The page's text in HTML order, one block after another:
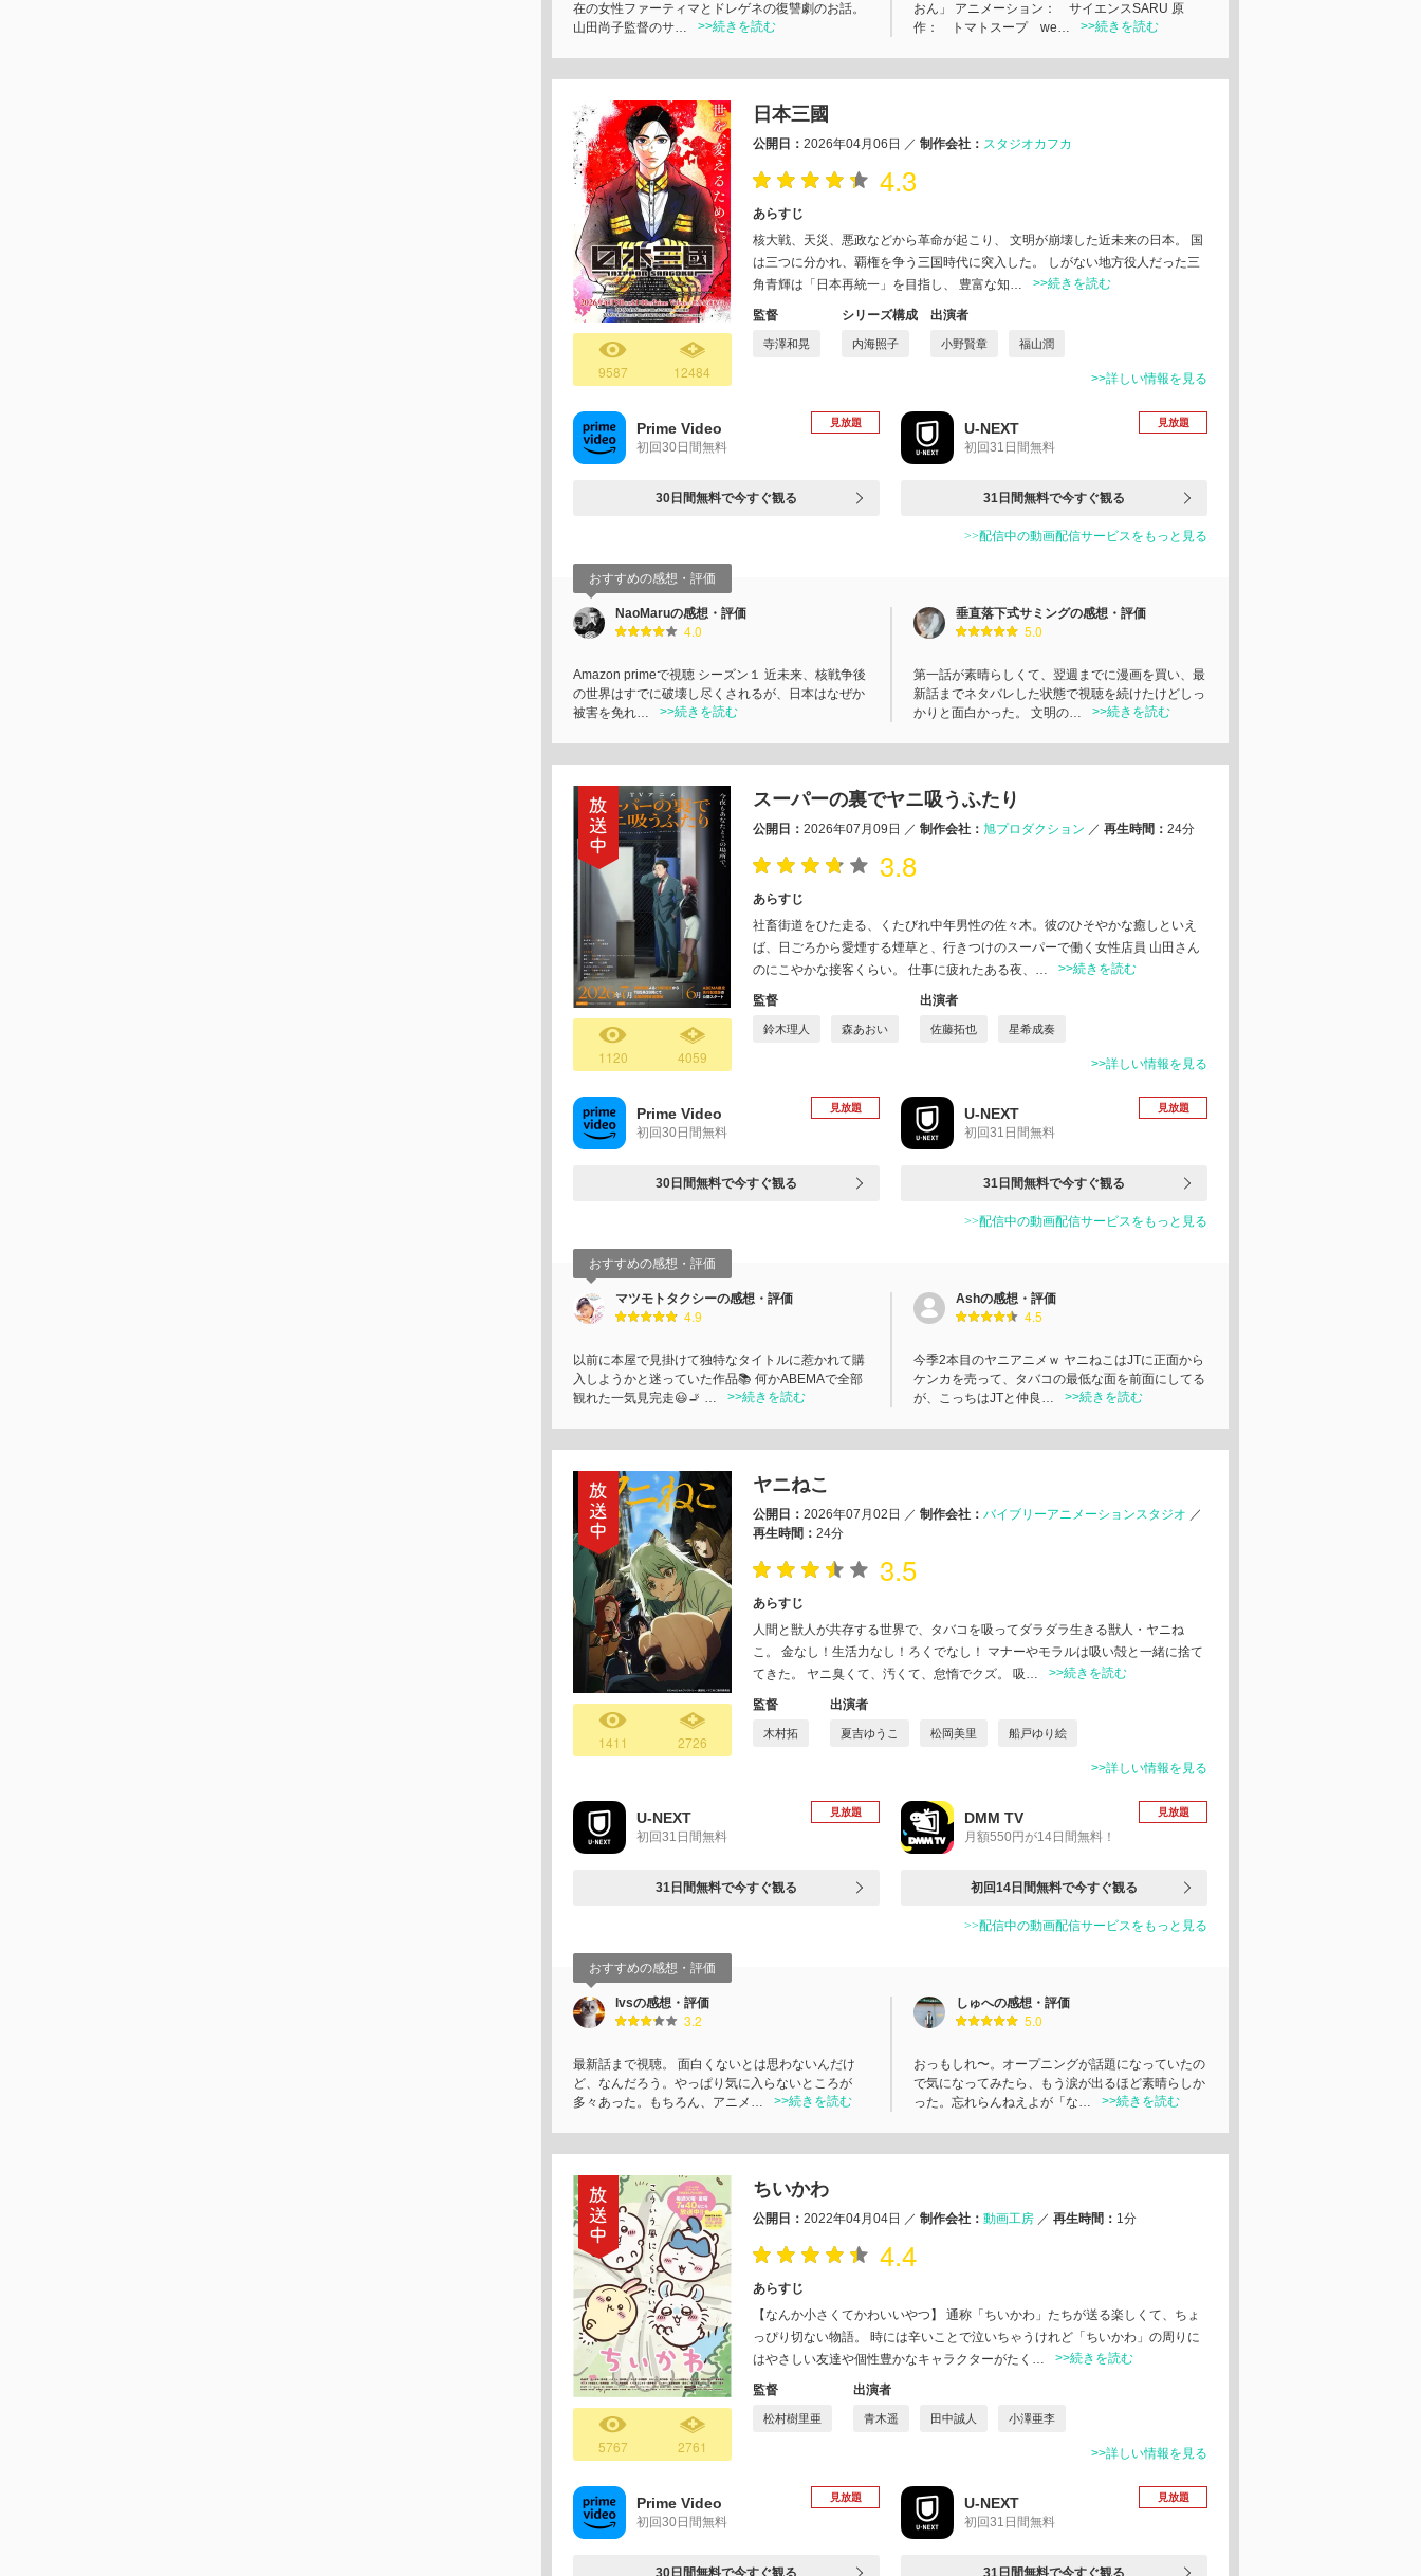
在の女性ファーティマとドレゲネの復讐劇のお話。
山田尚子監督のサ…
>>続きを読む
おん」 アニメーション： サイエンスSARU 原
作： トマトスープ we…
>>続きを読む
9587 12484
日本三國
公開日： 2026年04月06日 ／ 制作会社： スタジオカフカ
4.3
あらすじ
核大戦、天災、悪政などから革命が起こり、 文明が崩壊した近未来の日本。 国
は三つに分かれ、覇権を争う三国時代に突入した。 しがない地方役人だった三
角青輝は「日本再統一」を目指し、 豊富な知…
>>続きを読む
監督
寺澤和晃
シリーズ構成
内海照子
出演者
小野賢章 福山潤
>>詳しい情報を見る
Prime Video
初回30日間無料
見放題
30日間無料で今すぐ観る
U-NEXT
初回31日間無料
見放題
31日間無料で今すぐ観る
>>配信中の動画配信サービスをもっと見る
おすすめの感想・評価
NaoMaruの感想・評価
4.0
Amazon primeで視聴 シーズン１ 近未来、核戦争後
の世界はすでに破壊し尽くされるが、日本はなぜか
被害を免れ…
>>続きを読む
垂直落下式サミングの感想・評価
5.0
第一話が素晴らしくて、翌週までに漫画を買い、最
新話までネタバレした状態で視聴を続けたけどしっ
かりと面白かった。 文明の…
>>続きを読む
1120 4059
スーパーの裏でヤニ吸うふたり
公開日： 2026年07月09日 ／ 制作会社： 旭プロダクション ／ 再生時間： 24分
3.8
あらすじ
社畜街道をひた走る、くたびれ中年男性の佐々木。彼のひそやかな癒しといえ
ば、日ごろから愛煙する煙草と、行きつけのスーパーで働く女性店員 山田さん
のにこやかな接客くらい。 仕事に疲れたある夜、…
>>続きを読む
監督
鈴木理人 森あおい
出演者
佐藤拓也 星希成奏
>>詳しい情報を見る
Prime Video
初回30日間無料
見放題
30日間無料で今すぐ観る
U-NEXT
初回31日間無料
見放題
31日間無料で今すぐ観る
>>配信中の動画配信サービスをもっと見る
おすすめの感想・評価
マツモトタクシーの感想・評価
4.9
以前に本屋で見掛けて独特なタイトルに惹かれて購
入しようかと迷っていた作品📚 何かABEMAで全部
観れた一気見完走😃🚬 …
>>続きを読む
Ashの感想・評価
4.5
今季2本目のヤニアニメｗ ヤニねこはJTに正面から
ケンカを売って、タバコの最低な面を前面にしてる
が、こっちはJTと仲良…
>>続きを読む
1411 2726
ヤニねこ
公開日： 2026年07月02日 ／ 制作会社： バイブリーアニメーションスタジオ ／
再生時間： 24分
3.5
あらすじ
人間と獣人が共存する世界で、タバコを吸ってダラダラ生きる獣人・ヤニね
こ。 金なし！生活力なし！ろくでなし！ マナーやモラルは吸い殻と一緒に捨て
てきた。 ヤニ臭くて、汚くて、怠惰でクズ。 吸…
>>続きを読む
監督
木村拓
出演者
夏吉ゆうこ 松岡美里 船戸ゆり絵
>>詳しい情報を見る
U-NEXT
初回31日間無料
見放題
31日間無料で今すぐ観る
DMM TV
月額550円が14日間無料！
見放題
初回14日間無料で今すぐ観る
>>配信中の動画配信サービスをもっと見る
おすすめの感想・評価
lvsの感想・評価
3.2
最新話まで視聴。 面白くないとは思わないんだけ
ど、なんだろう。やっぱり気に入らないところが
多々あった。もちろん、アニメ…
>>続きを読む
しゅへの感想・評価
5.0
おっもしれ〜。オープニングが話題になっていたの
で気になってみたら、もう涙が出るほど素晴らしか
った。忘れらんねえよが「な…
>>続きを読む
5767 2761
ちいかわ
公開日： 2022年04月04日 ／ 制作会社： 動画工房 ／ 再生時間： 1分
4.4
あらすじ
【なんか小さくてかわいいやつ】 通称「ちいかわ」たちが送る楽しくて、ちょ
っぴり切ない物語。 時には辛いことで泣いちゃうけれど「ちいかわ」の周りに
はやさしい友達や個性豊かなキャラクターがたく…
>>続きを読む
監督
松村樹里亜
出演者
青木遥 田中誠人 小澤亜李
>>詳しい情報を見る
Prime Video
初回30日間無料
見放題
30日間無料で今すぐ観る
U-NEXT
初回31日間無料
見放題
31日間無料で今すぐ観る